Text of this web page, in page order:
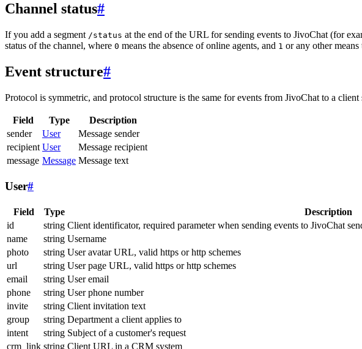
Channel status#
If you add a segment /status at the end of the URL for sending events to JivoChat (for
status of the channel, where 0 means the absence of online agents, and 1 or any other
Event structure#
Protocol is symmetric, and protocol structure is the same for events from JivoChat to a client
Field Type
Description
sender
User
Message sender
recipient User
Message recipient
message Message Message text
User#
Field Type Description
id
string Client identificator, required parameter when sending events to JivoChat
name
string Username
photo
string User avatar URL, valid https or http schemes
url
string User page URL, valid https or http schemes
email
string User email
phone
string User phone number
invite
string Client invitation text
group
string Department a client applies to
intent
string Subject of a customer's request
crm_link string Client URL in a CRM system